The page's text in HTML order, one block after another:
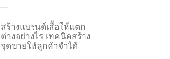
สร้างแบรนด์เสื้อให้แตก
ต่างอย่างไร เทคนิคสร้าง
จุดขายให้ลูกค้าจำได้